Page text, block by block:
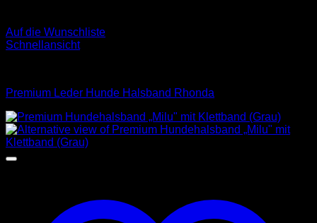
Auf die Wunschliste
Schnellansicht
Premium Leder Hunde Halsband Rhonda